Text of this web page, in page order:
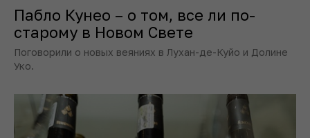
Пабло Кунео – о том, все ли по-
старому в Новом Свете
Поговорили о новых веяниях в Лухан-де-Куйо и Долине
Уко.